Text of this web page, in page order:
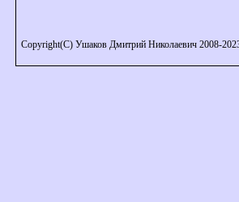
Copyright(C) Ушаков Дмитрий Николаевич 2008-